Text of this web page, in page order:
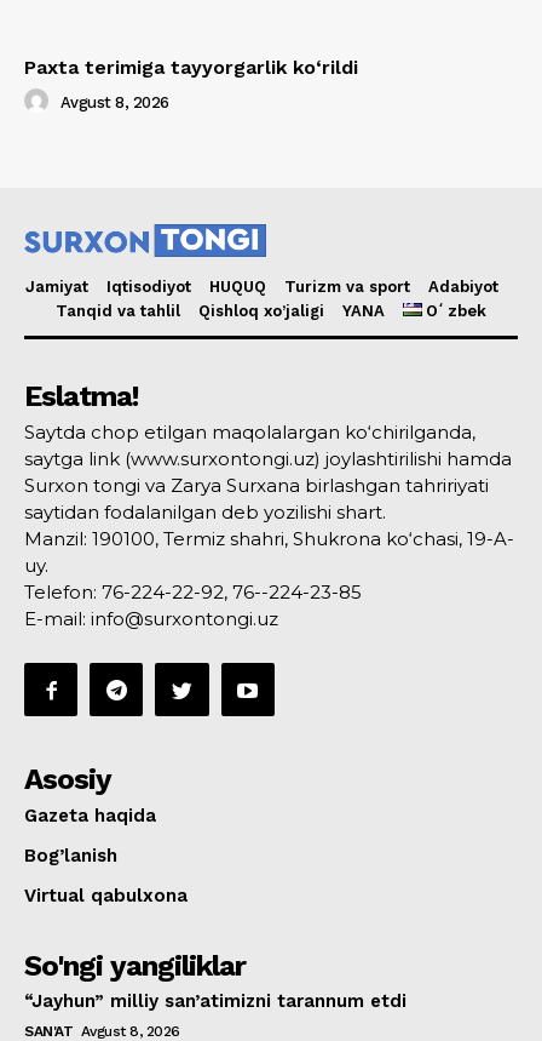
Paxta terimiga tayyorgarlik ko‘rildi
Avgust 8, 2026
Jamiyat Iqtisodiyot HUQUQ Turizm va sport
Adabiyot
Tanqid va tahlil
Qishloq xo’jaligi YANA Oʻzbek
Eslatma!
Saytda chop etilgan maqolalargan ko‘chirilganda,
saytga link (www.surxontongi.uz) joylashtirilishi hamda
Surxon tongi va Zarya Surxana birlashgan tahririyati
saytidan fodalanilgan deb yozilishi shart.
Manzil: 190100, Termiz shahri, Shukrona ko‘chasi, 19-A-
uy.
Telefon: 76-224-22-92, 76--224-23-85
E-mail: info@surxontongi.uz
Asosiy
Gazeta haqida
Bog’lanish
Virtual qabulxona
So'ngi yangiliklar
“Jayhun” milliy san’atimizni tarannum etdi
SAN'AT Avgust 8, 2026